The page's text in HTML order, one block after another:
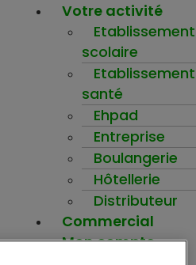
Votre activité
Etablissement
scolaire
santé
Ehpad
Entreprise
Boulangerie
Hôtellerie
Distributeur
Commercial
Mon compte